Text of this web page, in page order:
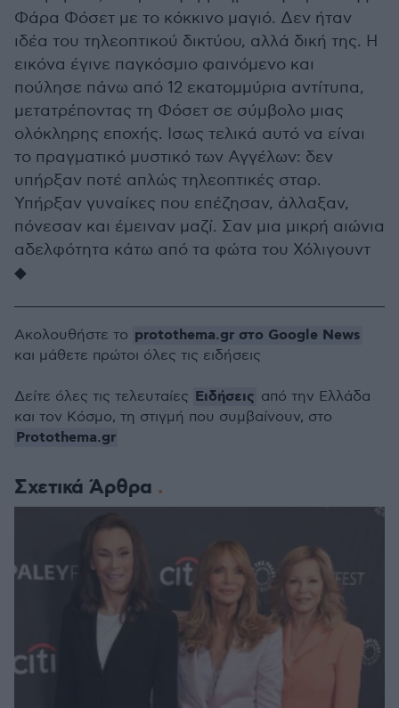
Φάρα Φόσετ με το κόκκινο μαγιό. Δεν ήταν
ιδέα του τηλεοπτικού δικτύου, αλλά δική της. Η
εικόνα έγινε παγκόσμιο φαινόμενο και
πούλησε πάνω από 12 εκατομμύρια αντίτυπα,
μετατρέποντας τη Φόσετ σε σύμβολο μιας
ολόκληρης εποχής. Ισως τελικά αυτό να είναι
το πραγματικό μυστικό των Αγγέλων: δεν
υπήρξαν ποτέ απλώς τηλεοπτικές σταρ.
Υπήρξαν γυναίκες που επέζησαν, άλλαξαν,
πόνεσαν και έμειναν μαζί. Σαν μια μικρή αιώνια
αδελφότητα κάτω από τα φώτα του Χόλιγουντ
◆
Σχετικά Άρθρα
Ακολουθήστε το protothema.gr στο Google News
και μάθετε πρώτοι όλες τις ειδήσεις
Δείτε όλες τις τελευταίες Ειδήσεις από την Ελλάδα
και τον Κόσμο, τη στιγμή που συμβαίνουν, στο
Protothema.gr